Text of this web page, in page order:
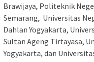
Brawijaya, Politeknik
Semarang, Universitas
Dahlan Yogyakarta,
Sultan Ageng Tirtayasa,
Yogyakarta, dan